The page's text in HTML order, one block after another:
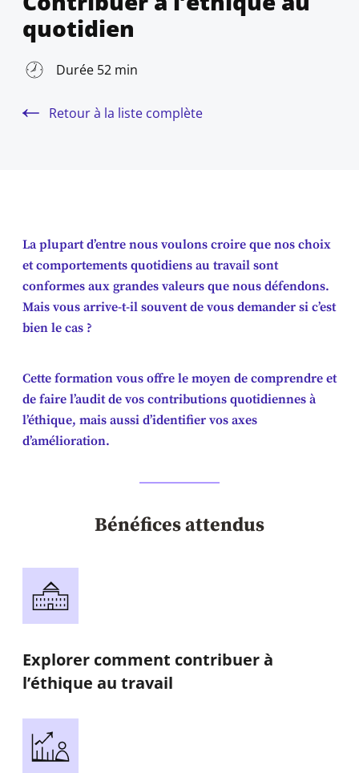
quotidien
Durée 52 min
Retour à la liste complète
La plupart d’entre nous voulons croire que nos choix
et comportements quotidiens au travail sont
conformes aux grandes valeurs que nous défendons.
Mais vous arrive-t-il souvent de vous demander si c’est
bien le cas ?
Cette formation vous offre le moyen de comprendre et
de faire l’audit de vos contributions quotidiennes à
l’éthique, mais aussi d’identifier vos axes
d’amélioration.
Bénéfices attendus
Explorer comment contribuer à
l’éthique au travail